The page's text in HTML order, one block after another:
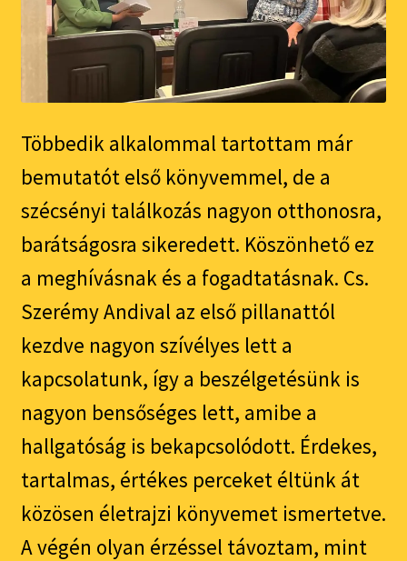
Többedik alkalommal tartottam már
bemutatót első könyvemmel, de a
szécsényi találkozás nagyon otthonosra,
barátságosra sikeredett. Köszönhető ez
a meghívásnak és a fogadtatásnak. Cs.
Szerémy Andival az első pillanattól
kezdve nagyon szívélyes lett a
kapcsolatunk, így a beszélgetésünk is
nagyon bensőséges lett, amibe a
hallgatóság is bekapcsolódott. Érdekes,
tartalmas, értékes perceket éltünk át
közösen életrajzi könyvemet ismertetve.
A végén olyan érzéssel távoztam, mint